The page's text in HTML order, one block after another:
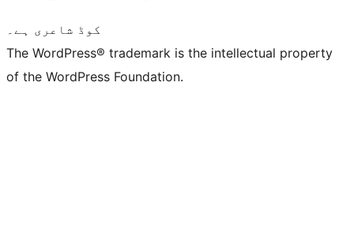
کوڈ شاعری ہے۔
The WordPress® trademark is the intellectual property
of the WordPress Foundation.